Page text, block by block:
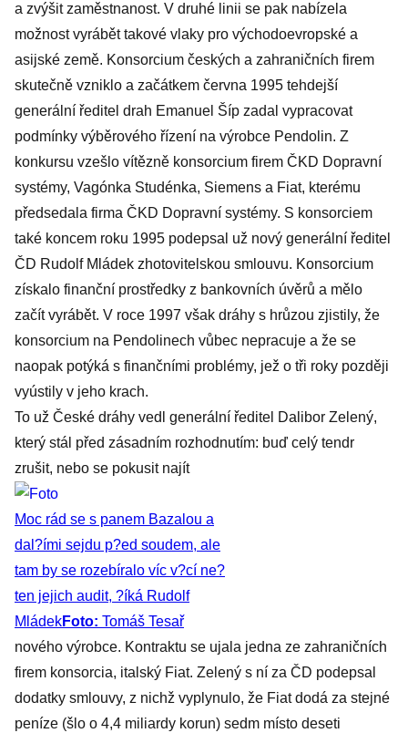
a zvýšit zaměstnanost. V druhé linii se pak nabízela
možnost vyrábět takové vlaky pro východoevropské a
asijské země. Konsorcium českých a zahraničních firem
skutečně vzniklo a začátkem června 1995 tehdejší
generální ředitel drah Emanuel Šíp zadal vypracovat
podmínky výběrového řízení na výrobce Pendolin. Z
konkursu vzešlo vítězně konsorcium firem ČKD Dopravní
systémy, Vagónka Studénka, Siemens a Fiat, kterému
předsedala firma ČKD Dopravní systémy. S konsorciem
také koncem roku 1995 podepsal už nový generální ředitel
ČD Rudolf Mládek zhotovitelskou smlouvu. Konsorcium
získalo finanční prostředky z bankovních úvěrů a mělo
začít vyrábět. V roce 1997 však dráhy s hrůzou zjistily, že
konsorcium na Pendolinech vůbec nepracuje a že se
naopak potýká s finančními problémy, jež o tři roky později
vyústily v jeho krach.
To už České dráhy vedl generální ředitel Dalibor Zelený,
který stál před zásadním rozhodnutím: buď celý tendr
zrušit, nebo se pokusit najít
Moc rád se s panem Bazalou a
dal?ími sejdu p?ed soudem, ale
tam by se rozebíralo víc v?cí ne?
ten jejich audit, ?íká Rudolf
MládekFoto: Tomáš Tesař
nového výrobce. Kontraktu se ujala jedna ze zahraničních
firem konsorcia, italský Fiat. Zelený s ní za ČD podepsal
dodatky smlouvy, z nichž vyplynulo, že Fiat dodá za stejné
peníze (šlo o 4,4 miliardy korun) sedm místo deseti